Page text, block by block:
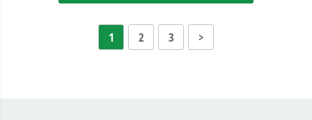
1 2 3 >